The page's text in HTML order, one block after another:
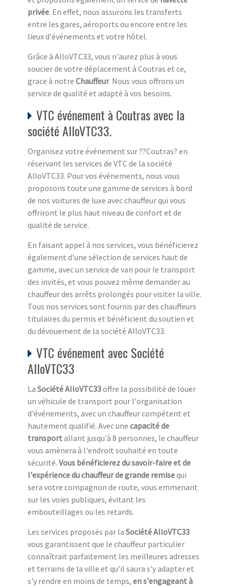
privée. En effet, nous assurons les transferts
entre les gares, aéroports ou encore entre les
lieux d'événements et votre hôtel.
Grâce à AlloVTC33, vous n'aurez plus à vous
soucier de votre déplacement à Coutras et ce,
grace à notre Chauffeur. Nous vous offrons un
service de qualité et adapté à vos besoins.
VTC événement à Coutras avec la
société AlloVTC33.
Organisez votre événement sur ??Coutras? en
réservant les services de VTC de la société
AlloVTC33. Pour vos évènements, nous vous
proposons toute une gamme de services à bord
de nos voitures de luxe avec chauffeur qui vous
offriront le plus haut niveau de confort et de
qualité de service.
En faisant appel à nos services, vous bénéficierez
également d'une sélection de services haut de
gamme, avec un service de van pour le transport
des invités, et vous pouvez même demander au
chauffeur des arrêts prolongés pour visiter la ville.
Tous nos services sont fournis par des chauffeurs
titulaires du permis et bénéficient du soutien et
du dévouement de la société AlloVTC33.
VTC événement avec Société
AlloVTC33
La Société AlloVTC33offre la possibilité de louer
un véhicule de transport pour l'organisation
d'événements, avec un chauffeur compétent et
hautement qualifié. Avec une capacité de
transportallant jusqu'à 8 personnes, le chauffeur
vous amènera à l'endroit souhaité en toute
sécurité. Vous bénéficierez du savoir-faire et de
l'expérience du chauffeur de grande remisequi
sera votre compagnon de route, vous emmenant
sur les voies publiques, évitant les
embouteillages ou les retards.
Les services proposés par la Société AlloVTC33
vous garantissent que le chauffeur particulier
connaîtrait parfaitement les meilleures adresses
et terrains de la ville et qu'il saura s'y adapter et
s'y rendre en moins de temps, en s'engageant à